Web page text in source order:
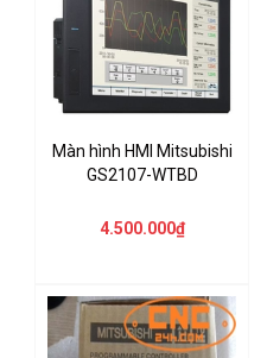
Màn hình HMI Mitsubishi
GS2107-WTBD
4.500.000₫